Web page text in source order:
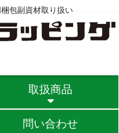
包副資材取り扱い
取扱商品
問い合わせ